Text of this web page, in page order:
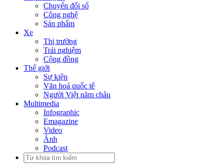
Chuyển đổi số
Công nghệ
Sản phẩm
Xe
Thị trường
Trải nghiệm
Cộng đồng
Thế giới
Sự kiện
Văn hoá quốc tế
Người Việt năm châu
Multimedia
Infographic
Emagazine
Video
Ảnh
Podcast